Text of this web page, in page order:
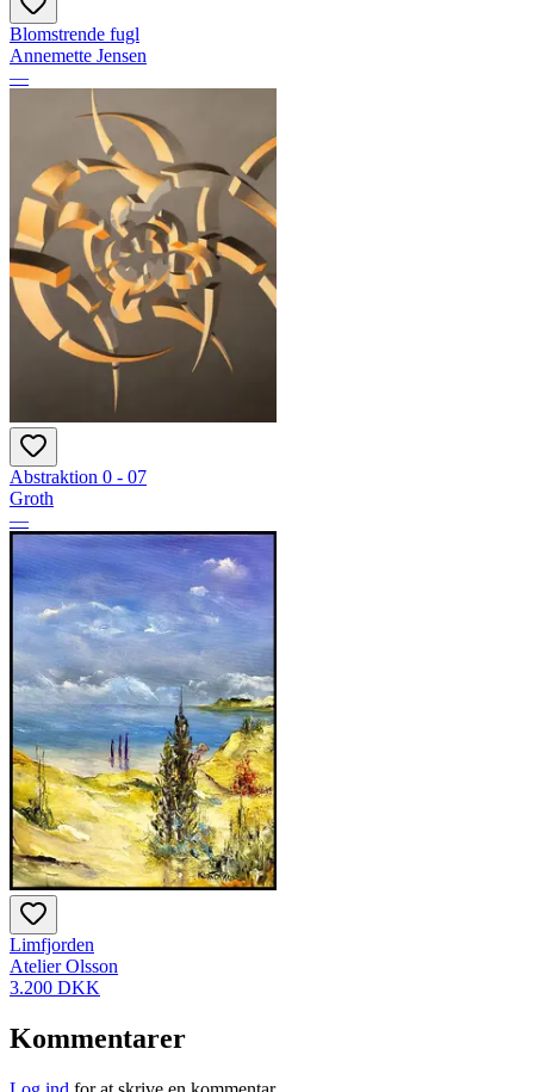
Blomstrende fugl
Annemette Jensen
—
Abstraktion 0 - 07
Groth
—
Limfjorden
Atelier Olsson
3.200 DKK
Kommentarer